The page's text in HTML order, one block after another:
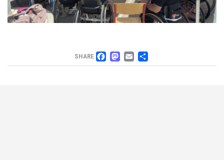
SHARE FACEBOOK
MASTODON
EMAIL
PARTAGER